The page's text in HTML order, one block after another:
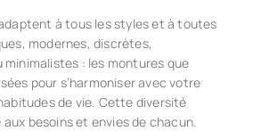
à tous les styles et à toutes
modernes, discrètes,
: les montures que
pour s’harmoniser avec votre
de vie. Cette diversité
besoins et envies de chacun.